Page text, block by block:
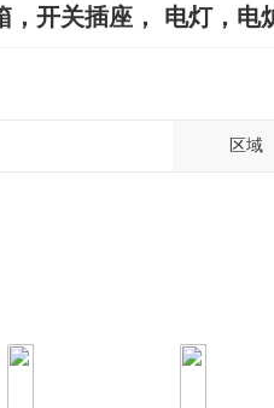
开关插座， 电灯，
区域